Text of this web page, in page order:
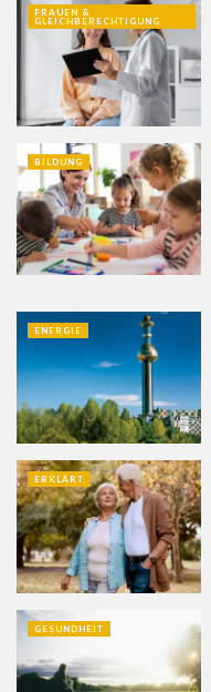
FRAUEN &
GLEICHBERECHTIGUNG
BILDUNG
ENERGIE
ERKLÄRT
GESUNDHEIT